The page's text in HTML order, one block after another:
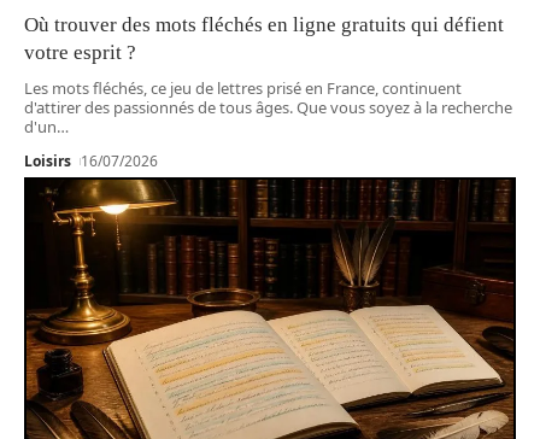
Où trouver des mots fléchés en ligne gratuits qui défient
votre esprit ?
Les mots fléchés, ce jeu de lettres prisé en France, continuent
d'attirer des passionnés de tous âges. Que vous soyez à la recherche
d'un…
Loisirs 16/07/2026